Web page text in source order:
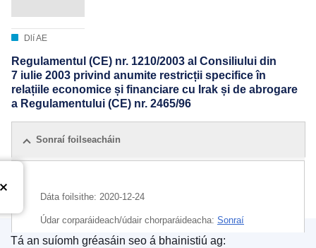
Dlí AE
Regulamentul (CE) nr. 1210/2003 al Consiliului din
7 iulie 2003 privind anumite restricții specifice în
relațiile economice și financiare cu Irak și de abrogare
a Regulamentului (CE) nr. 2465/96
Sonraí foilseacháin
Dáta foilsithe: 2020-12-24
Údar corparáideach/údair chorparáideacha: Sonraí
sealadacha
Tá an suíomh gréasáin seo á bhainistiú ag: